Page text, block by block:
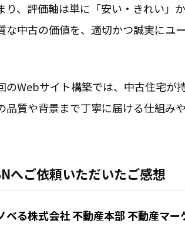
り、評価軸は単に「安い・きれい」
な中古の価値を、適切かつ誠実にユ
のWebサイト構築では、中古住宅が
品質や背景まで丁寧に届ける仕組み
へご依頼いただいたご感想
ベる株式会社 不動産本部 不動産マ